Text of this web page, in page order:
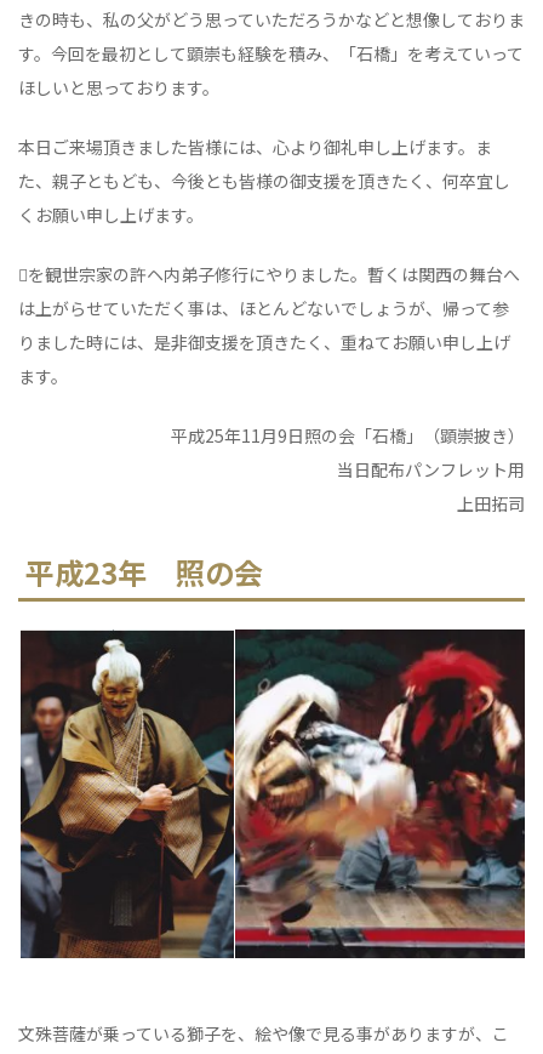
きの時も、私の父がどう思っていただろうかなどと想像しておりま
す。今回を最初として顕崇も経験を積み、「石橋」を考えていって
ほしいと思っております。
本日ご来場頂きました皆様には、心より御礼申し上げます。ま
た、親子ともども、今後とも皆様の御支援を頂きたく、何卒宜し
くお願い申し上げます。
を観世宗家の許ヘ内弟子修行にやりました。暫くは関西の舞台へ
は上がらせていただく事は、ほとんどないでしょうが、帰って参
りました時には、是非御支援を頂きたく、重ねてお願い申し上げ
ます。
平成25年11月9日照の会「石橋」（顕崇披き）
当日配布パンフレット用
上田拓司
平成23年 照の会
文殊菩薩が乗っている獅子を、絵や像で見る事がありますが、こ